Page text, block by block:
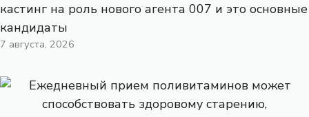
кастинг на роль нового агента 007 и это основные
кандидаты
7 августа, 2026